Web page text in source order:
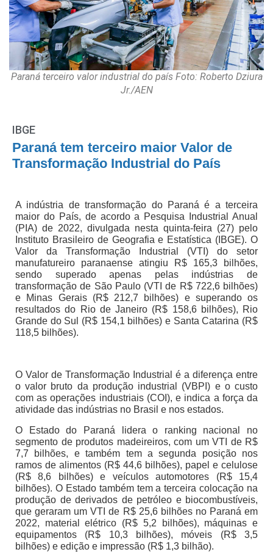
Paraná terceiro valor industrial do país Foto: Roberto Dziura
Jr./AEN
IBGE
Paraná tem terceiro maior Valor de
Transformação Industrial do País
A indústria de transformação do Paraná é a terceira
maior do País, de acordo a Pesquisa Industrial Anual
(PIA) de 2022, divulgada nesta quinta-feira (27) pelo
Instituto Brasileiro de Geografia e Estatística (IBGE). O
Valor da Transformação Industrial (VTI) do setor
manufatureiro paranaense atingiu R$ 165,3 bilhões,
sendo superado apenas pelas indústrias de
transformação de São Paulo (VTI de R$ 722,6 bilhões)
e Minas Gerais (R$ 212,7 bilhões) e superando os
resultados do Rio de Janeiro (R$ 158,6 bilhões), Rio
Grande do Sul (R$ 154,1 bilhões) e Santa Catarina (R$
118,5 bilhões).
O Valor de Transformação Industrial é a diferença entre
o valor bruto da produção industrial (VBPI) e o custo
com as operações industriais (COI), e indica a força da
atividade das indústrias no Brasil e nos estados.
O Estado do Paraná lidera o ranking nacional no
segmento de produtos madeireiros, com um VTI de R$
7,7 bilhões, e também tem a segunda posição nos
ramos de alimentos (R$ 44,6 bilhões), papel e celulose
(R$ 8,6 bilhões) e veículos automotores (R$ 15,4
bilhões). O Estado também tem a terceira colocação na
produção de derivados de petróleo e biocombustíveis,
que geraram um VTI de R$ 25,6 bilhões no Paraná em
2022, material elétrico (R$ 5,2 bilhões), máquinas e
equipamentos (R$ 10,3 bilhões), móveis (R$ 3,5
bilhões) e edição e impressão (R$ 1,3 bilhão).